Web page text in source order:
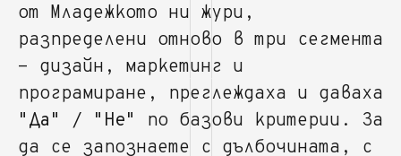
от Младежкото ни жури,
разпределени отново в три сегмента
- дизайн, маркетинг и
програмиране, преглеждаха и даваха
"Да" / "Не"
по базови критерии. За
да се запознаете с дълбочината, с